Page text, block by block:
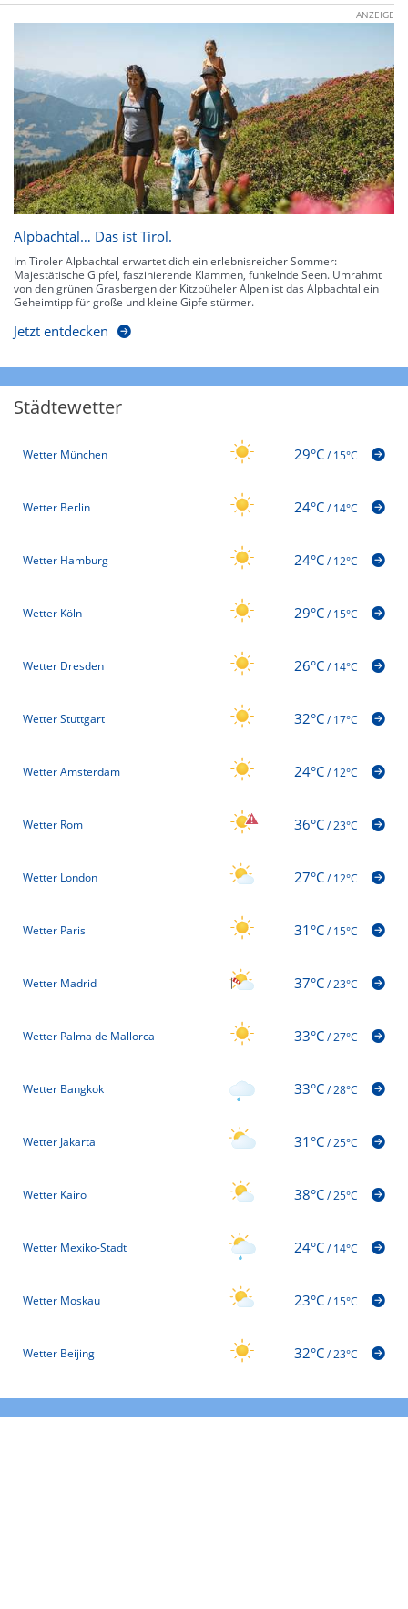
ANZEIGE
Alpbachtal… Das ist Tirol.
Im Tiroler Alpbachtal erwartet dich ein erlebnisreicher Sommer:
Majestätische Gipfel, faszinierende Klammen, funkelnde Seen. Umrahmt
von den grünen Grasbergen der Kitzbüheler Alpen ist das Alpbachtal ein
Geheimtipp für große und kleine Gipfelstürmer.
Jetzt entdecken
Städtewetter
Wetter München 29°C/15°C
Wetter Berlin 24°C/14°C
Wetter Hamburg 24°C/12°C
Wetter Köln 29°C/15°C
Wetter Dresden 26°C/14°C
Wetter Stuttgart 32°C/17°C
Wetter Amsterdam 24°C/12°C
Wetter Rom 36°C/23°C
Wetter London 27°C/12°C
Wetter Paris 31°C/15°C
Wetter Madrid 37°C/23°C
Wetter Palma de Mallorca 33°C/27°C
Wetter Bangkok 33°C/28°C
Wetter Jakarta 31°C/25°C
Wetter Kairo 38°C/25°C
Wetter Mexiko-Stadt 24°C/14°C
Wetter Moskau 23°C/15°C
Wetter Beijing 32°C/23°C